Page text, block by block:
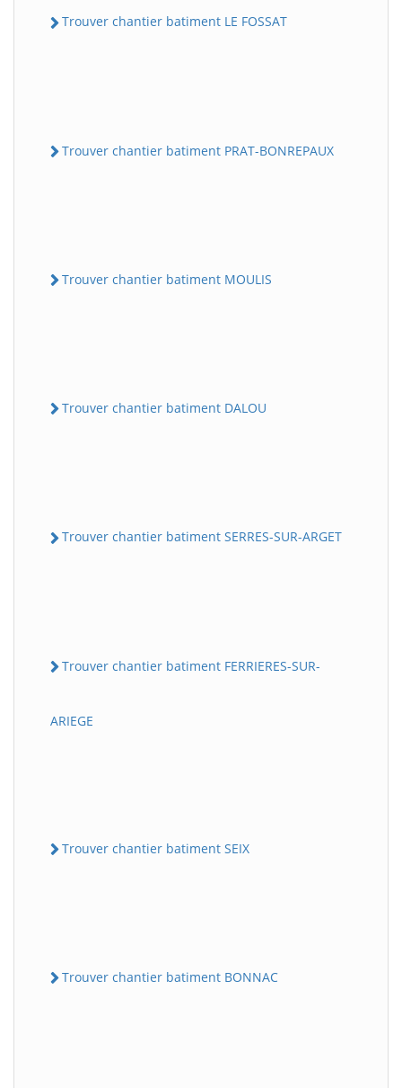
Trouver chantier batiment LE FOSSAT
Trouver chantier batiment PRAT-BONREPAUX
Trouver chantier batiment MOULIS
Trouver chantier batiment DALOU
Trouver chantier batiment SERRES-SUR-ARGET
Trouver chantier batiment FERRIERES-SUR-
ARIEGE
Trouver chantier batiment SEIX
Trouver chantier batiment BONNAC